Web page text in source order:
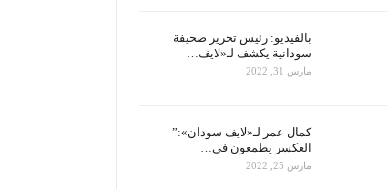
بالفيديو: رئيس تحرير صحيفة
سودانية يكشف لـ«لايف…
مارس 31, 2022
كمال عمر لـ«لايف سودان»:”
العكسر يطمعون في…
مارس 25, 2022